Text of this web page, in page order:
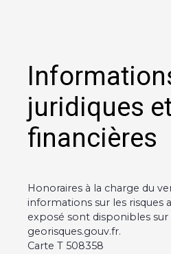
juridiques et
financières
Honoraires à la charge du
informations sur les risques
exposé sont disponibles sur
georisques.gouv.fr.
Carte T 508358